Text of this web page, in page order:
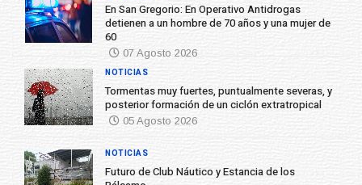
En San Gregorio: En Operativo Antidrogas
detienen a un hombre de 70 años y una mujer de
60
07 Agosto 2026
Tormentas muy fuertes, puntualmente severas, y
posterior formación de un ciclón extratropical
05 Agosto 2026
NOTICIAS
Futuro de Club Náutico y Estancia de los
NOTICIAS